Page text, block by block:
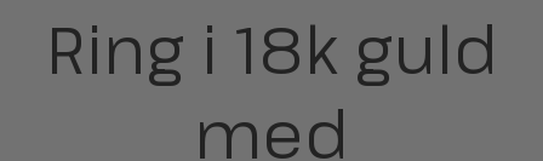
Ring i 18k guld
med